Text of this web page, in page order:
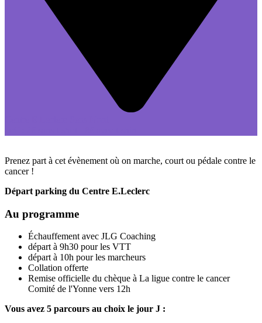
Prenez part à cet évènement où on marche, court ou pédale contre le
cancer !
Départ parking du Centre E.Leclerc
Au programme
Échauffement avec JLG Coaching
départ à 9h30 pour les VTT
départ à 10h pour les marcheurs
Collation offerte
Remise officielle du chèque à La ligue contre le cancer
Comité de l'Yonne vers 12h
Vous avez 5 parcours au choix le jour J :